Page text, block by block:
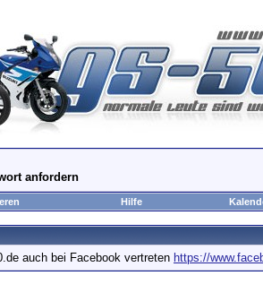
anfordern
Hilfe
auch bei Facebook vertreten https://